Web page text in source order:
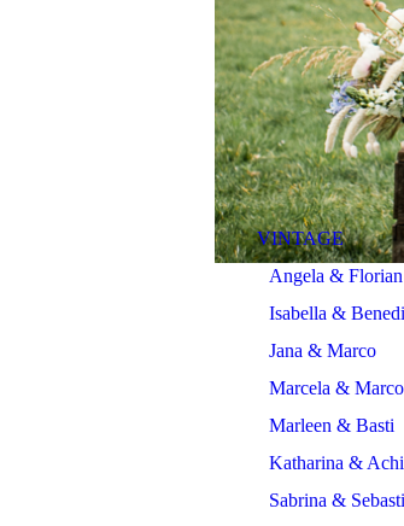
VINTAGE
Angela & Florian
Isabella &
Jana & Marco
Marcela & Marco
Marleen & Basti
Katharina &
Sabrina &